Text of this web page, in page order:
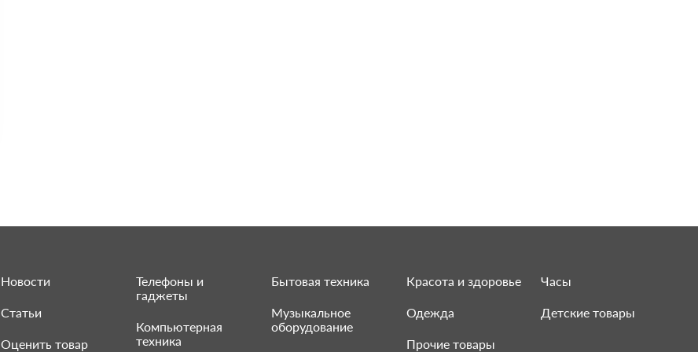
Новости
Статьи
Оценить товар
Телефоны и
гаджеты
Компьютерная
техника
Бытовая техника
Музыкальное
оборудование
Красота и здоровье
Одежда
Прочие товары
Часы
Детские товары